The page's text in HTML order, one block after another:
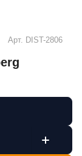
Арт. DIST-2806